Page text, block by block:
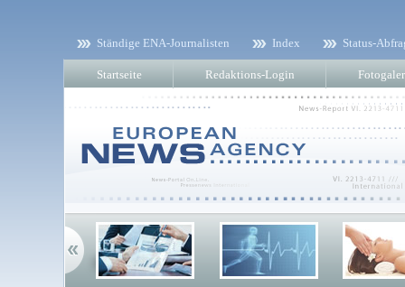
Ständige ENA-Journalisten Index Status-
Startseite Redaktions-Login